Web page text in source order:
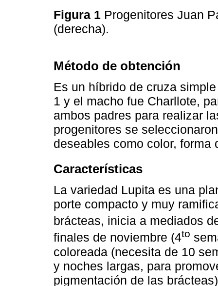
Figura 1 Progenitores Juan
(derecha).
Método de obtención
Es un híbrido de cruza
1 y el macho fue Charllote,
ambos padres para realizar
progenitores se
deseables como color, forma
Características
La variedad Lupita es una
porte compacto y muy
brácteas, inicia a mediados
finales de noviembre (4to
coloreada (necesita de 10
y noches largas, para
pigmentación de las